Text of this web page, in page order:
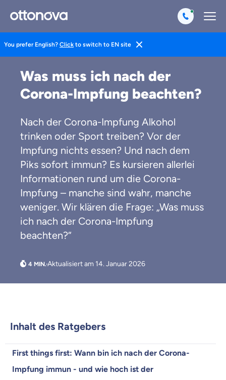
You prefer English? Click to switch to EN site
Gesund Leben
Was muss ich nach der
Corona-Impfung beachten?
Nach der Corona-Impfung Alkohol
trinken oder Sport treiben? Vor der
Impfung nichts essen? Und nach dem
Piks sofort immun? Es kursieren allerlei
Informationen rund um die Corona-
Impfung – manche sind wahr, manche
weniger. Wir klären die Frage: „Was muss
ich nach der Corona-Impfung
beachten?“
Aktualisiert am 14. Januar 2026
Inhalt des Ratgebers
First things first: Wann bin ich nach der Corona-
Impfung immun - und wie hoch ist der
Weil es uns wichtig ist, dass
du dich gut beraten fühlst.